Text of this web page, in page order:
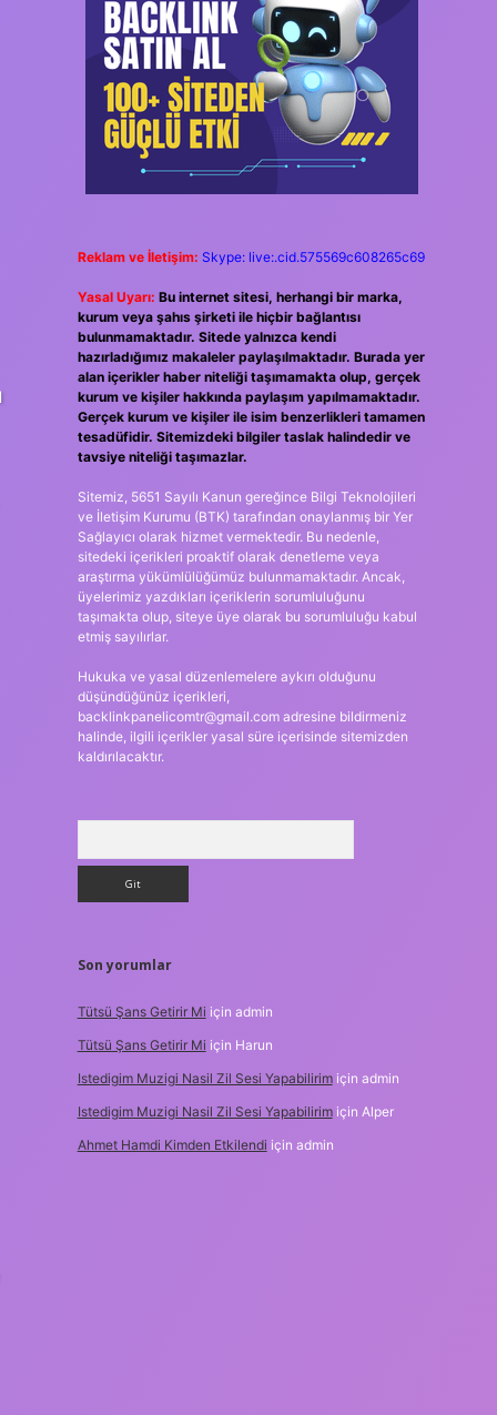
Reklam ve İletişim: Skype: live:.cid.575569c608265c69
Yasal Uyarı: Bu internet sitesi, herhangi bir marka,
kurum veya şahıs şirketi ile hiçbir bağlantısı
bulunmamaktadır. Sitede yalnızca kendi
hazırladığımız makaleler paylaşılmaktadır. Burada yer
alan içerikler haber niteliği taşımamakta olup, gerçek
kurum ve kişiler hakkında paylaşım yapılmamaktadır.
Gerçek kurum ve kişiler ile isim benzerlikleri tamamen
tesadüfidir. Sitemizdeki bilgiler taslak halindedir ve
tavsiye niteliği taşımazlar.
Sitemiz, 5651 Sayılı Kanun gereğince Bilgi Teknolojileri
ve İletişim Kurumu (BTK) tarafından onaylanmış bir Yer
Sağlayıcı olarak hizmet vermektedir. Bu nedenle,
sitedeki içerikleri proaktif olarak denetleme veya
araştırma yükümlülüğümüz bulunmamaktadır. Ancak,
üyelerimiz yazdıkları içeriklerin sorumluluğunu
taşımakta olup, siteye üye olarak bu sorumluluğu kabul
etmiş sayılırlar.
Hukuka ve yasal düzenlemelere aykırı olduğunu
düşündüğünüz içerikleri,
backlinkpanelicomtr@gmail.comadresine bildirmeniz
halinde, ilgili içerikler yasal süre içerisinde sitemizden
kaldırılacaktır.
Son yorumlar
Tütsü Şans Getirir Mi için admin
Tütsü Şans Getirir Mi için Harun
Istedigim Muzigi Nasil Zil Sesi Yapabilirimiçin admin
Istedigim Muzigi Nasil Zil Sesi Yapabilirimiçin Alper
Ahmet Hamdi Kimden Etkilendi için admin